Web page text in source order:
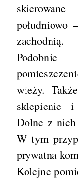
południowo
zachodnią.
wieży.
sklepienie i
Dolne z nich
W tym
prywatna
Kolejne